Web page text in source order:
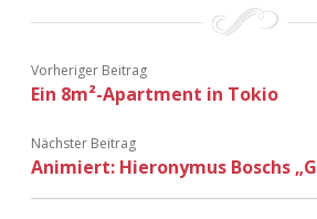
Adventskalender
Adventskalender
Vorheriger Beitrag
Ein 8m²-Apartment in Tokio
Nächster Beitrag
Animiert: Hieronymus Boschs